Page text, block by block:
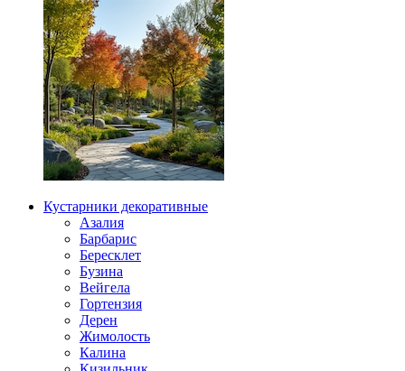
Кустарники декоративные
Азалия
Барбарис
Бересклет
Бузина
Вейгела
Гортензия
Дерен
Жимолость
Калина